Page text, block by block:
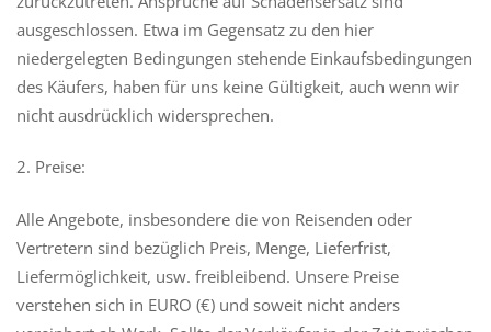
ausgeschlossen. Etwa im Gegensatz zu den hier
niedergelegten Bedingungen stehende Einkaufsbedingungen
des Käufers, haben für uns keine Gültigkeit, auch wenn wir
nicht ausdrücklich widersprechen.
2. Preise:
Alle Angebote, insbesondere die von Reisenden oder
Vertretern sind bezüglich Preis, Menge, Lieferfrist,
Liefermöglichkeit, usw. freibleibend. Unsere Preise
verstehen sich in EURO (€) und soweit nicht anders